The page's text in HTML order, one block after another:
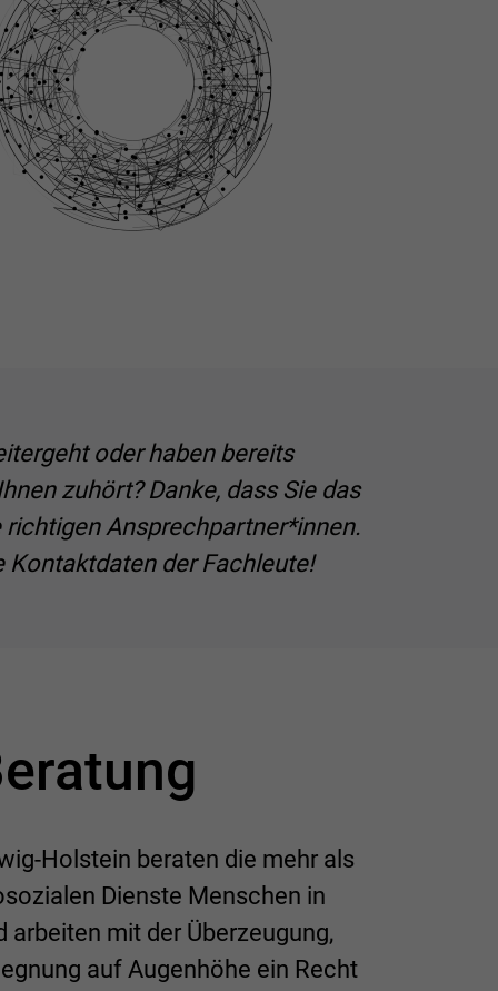
oder haben bereits
zuhört? Danke, dass Sie das
Ansprechpartner*innen.
der Fachleute!
Holstein beraten die mehr als
Dienste Menschen in
mit der Überzeugung,
auf Augenhöhe ein Recht